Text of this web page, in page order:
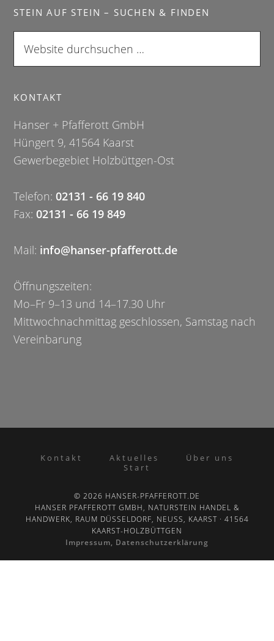
STEIN AUF STEIN – SUCHEN & FINDEN
s
t
e
d
r
c
s
c
h
e
n
KONTAKT
Hanser + Pfafferott GmbH
Hüngert 9, 41564 Kaarst
Gewerbegebiet Holzbüttgen-Ost
Telefon:02131 - 66 19 840
Fax:02131 - 66 19 849
Mail: info@hanser-pfafferott.de
Öffnungszeiten:
Mo–Fr 9–13 und 14–17.30 Uhr
Mittwochnachmittag geschlossen, Samstag nach
Vereinbarung
Kontakt Aktuelles
Über uns
Start
© 2026 HANSER-PFAFFEROTT.DE
HANSER PFAFFEROTT GMBH, NATURSTEIN HANDEL &
HANDWERK, RAUM DÜSSELDORF, NEUSS, KAARST · 41564
KAARST-HOLZBÜTTGEN
Impressum, Datenschutzerklärung